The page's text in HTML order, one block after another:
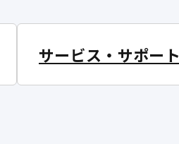
サービス・サポート